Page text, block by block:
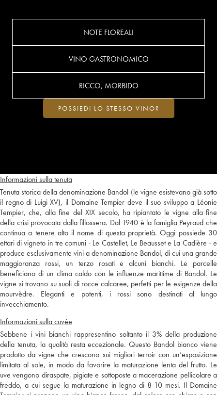
Informazioni sulla tenuta
Tenuta storica della denominazione Bandol (le vigne esistevano già sotto
il regno di Luigi XV), il Domaine Tempier deve il suo sviluppo a Léonie
Tempier, che, alla fine del XIX secolo, ha ripiantato le vigne alla fine
della crisi provocata dalla fillossera. Dal 1940 è la famiglia Peyraud che
continua a tenere alto il nome di questa proprietà. Oggi possiede 30
ettari di vigneto in tre comuni - Le Castellet, Le Beausset e La Cadière - e
produce esclusivamente vini a denominazione Bandol, di cui una grande
maggioranza rossi, un terzo rosati e alcuni bianchi. Le parcelle
beneficiano di un clima caldo con le influenze marittime di Bandol. Le
vigne si trovano su suoli di rocce calcaree, perfetti per le esigenze della
mourvèdre. Eleganti e potenti, i rossi sono destinati al lungo
invecchiamento.
Informazioni sulla cuvée
Sebbene i vini bianchi rappresentino soltanto il 3% della produzione
della tenuta, la qualità resta eccezionale. Questo Bandol bianco viene
prodotto da vigne che crescono sui migliori terroir con un’esposizione
limitata al sole, in modo da favorire la maturazione lenta del frutto. Le
uve vengono diraspate, pigiate e sottoposte a macerazione pellicolare a
freddo, a cui segue la maturazione in legno di 8-10 mesi. Il Domaine
NOTE FLOREALI
VINO GASTRONOMICO
RICCO, MORBIDO
POSSIEDI LO STESSO VINO?